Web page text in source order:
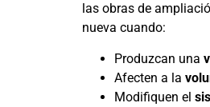
las obras de
nueva cuando:
Produzcan una
Afecten a la
Modifiquen el